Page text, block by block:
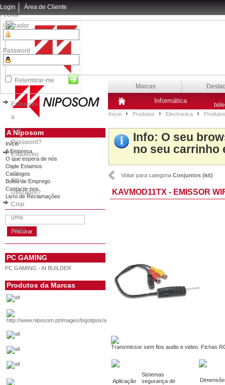
Login
Fechar
Utilizador
Password
Relembrar-me
Esqueceu
a
sua
Password?
Esqueceu
o
seu
Utilizador?
Criar
uma
conta
Área de Cliente
Marcas
Informática
Início Produtos Electronica
A Niposom
Início
A Empresa
O que espera de nós
Onde Estamos
Catálogos
Bolsa de Emprego
Contacte-nos
Livro de Reclamações
PC GAMING
PC GAMING - AI BUILDER
Produtos da Marcas
Info: O seu
no seu carrinho
Voltar para categoria Conjuntos (kit)
KAVMOD11TX - EMISSOR
Transmissor sem fios audio e video. Fichas
Aplicação
Sistemas
segurança de